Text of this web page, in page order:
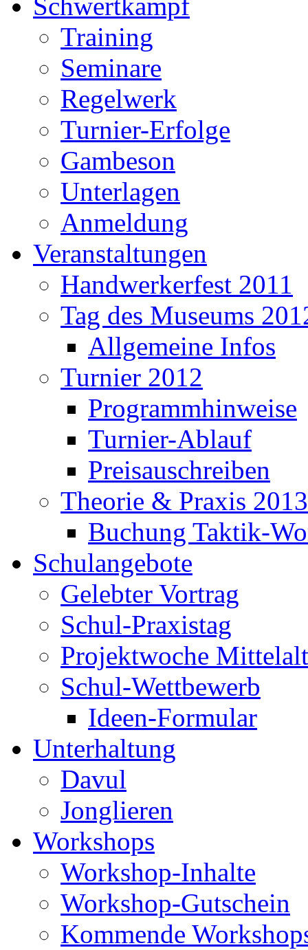
Schwertkampf
Training
Seminare
Regelwerk
Turnier-Erfolge
Gambeson
Unterlagen
Anmeldung
Veranstaltungen
Handwerkerfest 2011
Tag des Museums
Allgemeine Infos
Turnier 2012
Programmhinweise
Turnier-Ablauf
Preisauschreiben
Theorie & Praxis 2013
Buchung Taktik-
Schulangebote
Gelebter Vortrag
Schul-Praxistag
Projektwoche
Schul-Wettbewerb
Ideen-Formular
Unterhaltung
Davul
Jonglieren
Workshops
Workshop-Inhalte
Workshop-Gutschein
Kommende